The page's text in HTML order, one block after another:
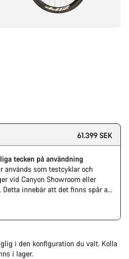
61.399 SEK
tecken på användning
används som testcyklar och
vid Canyon Showroom eller
innebär att det finns spår av
Ram samt övriga
lacksläpp eller
cykelns komponenter full
i den konfiguration du valt. Kolla
i lager.